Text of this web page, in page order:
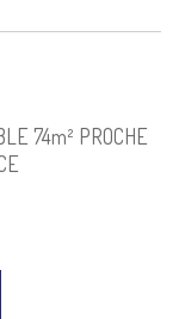
74m² PROCHE